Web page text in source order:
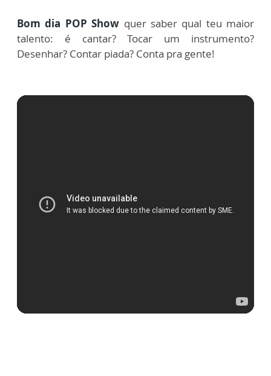
Bom dia POP Show quer saber qual teu maior
talento: é cantar? Tocar um instrumento?
Desenhar? Contar piada? Conta pra gente!